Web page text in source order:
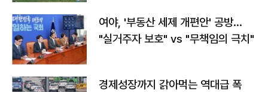
여야, '부동산 세제 개편안' 공방…
"실거주자 보호" vs "무책임의 극치"
경제성장까지 갉아먹는 역대급 폭